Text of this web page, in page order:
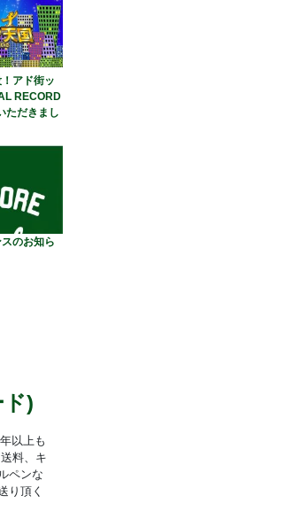
！アド街ッ
RECORD
ただきまし
のお知ら
)
以上も
料、キ
ペンな
り頂く